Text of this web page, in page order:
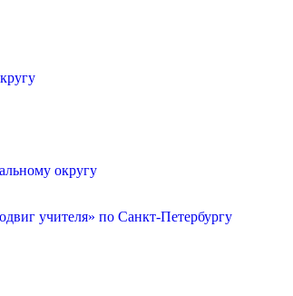
округу
учителя» по Санкт-Петербургу